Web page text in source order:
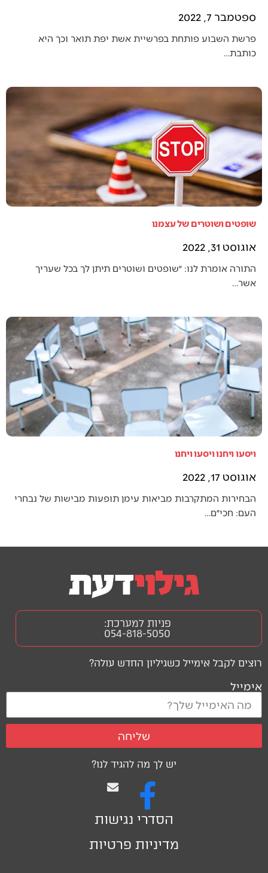
ספטמבר 7, 2022
פרשת השבוע פותחת בפרשיית אשת יפת תואר וכך היא
כותבת…
שופטים ושוטרים של עצמנו
אוגוסט 31, 2022
התורה אומרת לנו: ״שופטים ושוטרים תיתן לך בכל שעריך
אשר…
ויסעו ויחנו ויסעו ויחנו
אוגוסט 17, 2022
הבחירות המתקרבות מביאות עימן תופעות מבישות של נבחרי
העם: חכי״ם…
יש לך מה להגיד לנו?
הסדרי נגישות
מדיניות פרטיות
רוצים לקבל אימייל כשגיליון החדש עולה?
אימייל
שליחה
פניות למערכת:
054-818-5050